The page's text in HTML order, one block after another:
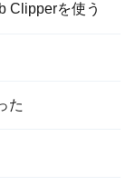
Clipperを使う
た